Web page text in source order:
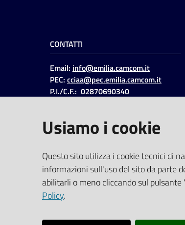
CONTATTI
Email: info@emilia.camcom.it
PEC: cciaa@pec.emilia.camcom.it
P.I./C.F.: 02870690340
Codice IPA: ccem
SOCIAL
LinkedinFacebookInstagram
Usiamo i cookie
Questo sito utilizza i cookie tecnici di
informazioni sull'uso del sito da parte
abilitarli o meno cliccando sul
Policy.